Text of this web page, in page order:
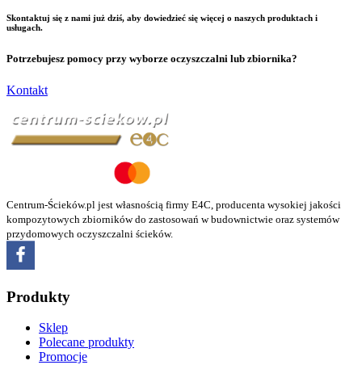
Skontaktuj się z nami już dziś, aby dowiedzieć się więcej o naszych produktach i
usługach.
Potrzebujesz pomocy przy wyborze oczyszczalni lub zbiornika?
Kontakt
Centrum-Ścieków.pl jest własnością firmy E4C, producenta wysokiej jakości
kompozytowych zbiorników do zastosowań w budownictwie oraz systemów
przydomowych oczyszczalni ścieków.
Produkty
Sklep
Polecane produkty
Promocje